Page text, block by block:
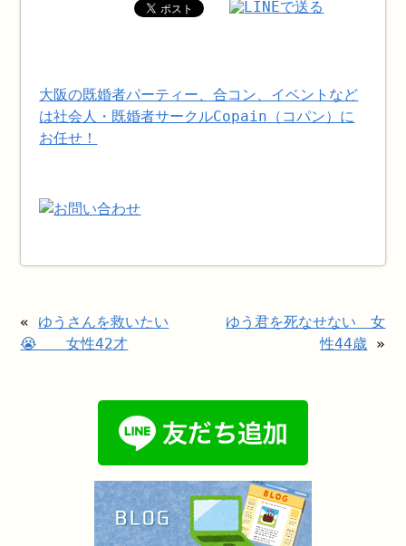
大阪の既婚者パーティー、合コン、イベントなど
は社会人・既婚者サークルCopain（コパン）に
お任せ！
« ゆうさんを救いたい
😭 女性42才
ゆう君を死なせない 女
性44歳 »